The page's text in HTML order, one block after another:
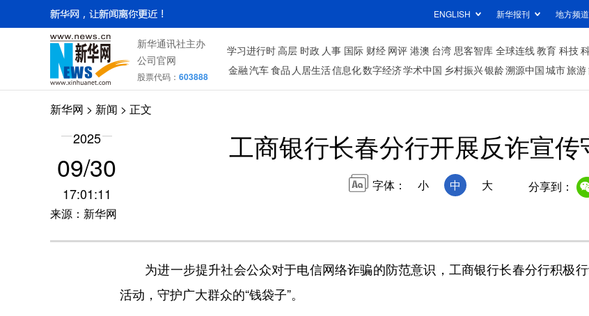
ENGLISH 新华报刊 地方频道
新华通讯社主办
公司官网
股票代码： 603888
学习进行时高层 时政 人事 国际 财经 网评 港澳 台湾 思客智库 全球连线教育 科技
金融汽车食品 人居生活信息化数字经济学术中国 乡村振兴银龄溯源中国城市旅游
新华网 > 新闻 > 正文
2025
09/30
17:01:11
来源：新华网
工商银行长春分行开展反诈宣传
字体： 小 中 大 分享到：
为进一步提升社会公众对于电信网络诈骗的防范意识，工商银行长春分行积极
活动，守护广大群众的“钱袋子”。